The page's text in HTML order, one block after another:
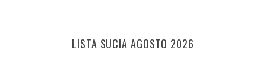
LISTA SUCIA AGOSTO 2026